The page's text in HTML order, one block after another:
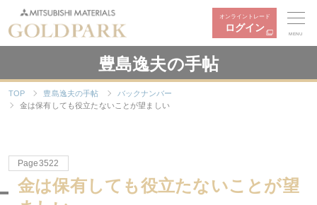
オンライントレード
ログイン
MENU
豊島逸夫の手帖
TOP 豊島逸夫の手帖
バックナンバー
金は保有しても役立たないことが望ましい
Page3522
金は保有しても役立たないことが望